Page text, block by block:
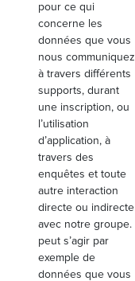
pour ce qui
concerne les
données que vous
nous communiquez
à travers différents
supports, durant
une inscription, ou
l’utilisation
d’application, à
travers des
enquêtes et toute
autre interaction
directe ou indirecte
avec notre groupe. Il
peut s’agir par
exemple de
données que vous